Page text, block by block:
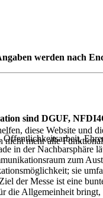
werden nach
sind DGUF,
in der
zum
sie
der Messe ist eine
die Allgemeinheit
diese Website und
mehr alle